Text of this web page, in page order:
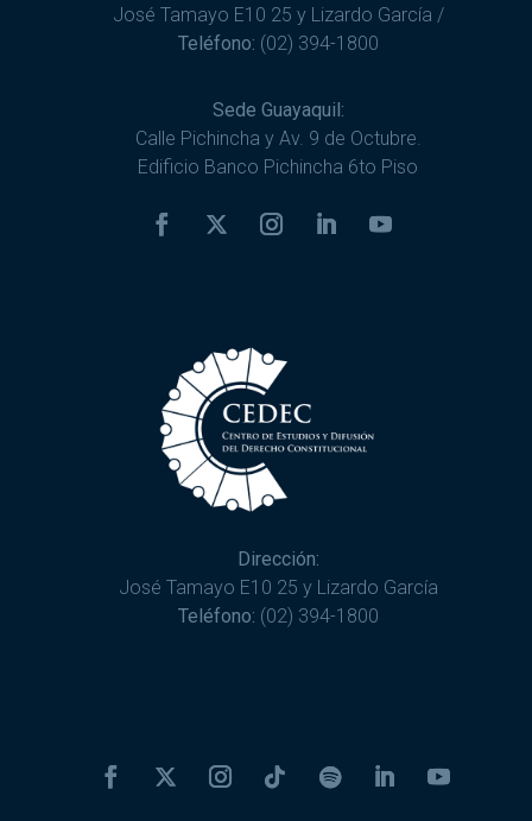
José Tamayo E10 25 y Lizardo García /
Teléfono: (02) 394-1800
Sede Guayaquil:
Calle Pichincha y Av. 9 de Octubre.
Edificio Banco Pichincha 6to Piso
Dirección:
José Tamayo E10 25 y Lizardo García
Teléfono: (02) 394-1800